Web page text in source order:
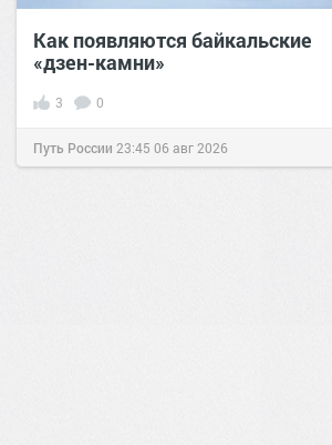
Как появляются байкальские
«дзен-камни»
3 0
Путь России 23:45 06 авг 2026